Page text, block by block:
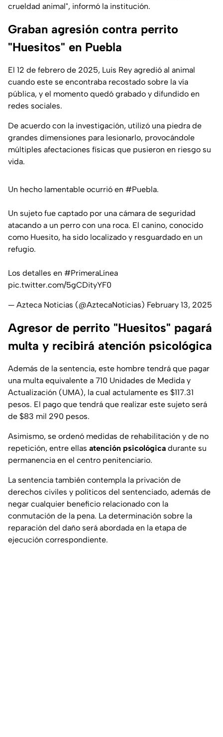
crueldad animal", informó la institución.
Graban agresión contra perrito
"Huesitos" en Puebla
El 12 de febrero de 2025, Luis Rey agredió al animal
cuando este se encontraba recostado sobre la vía
pública, y el momento quedó grabado y difundido en
redes sociales.
De acuerdo con la investigación, utilizó una piedra de
grandes dimensiones para lesionarlo, provocándole
múltiples afectaciones físicas que pusieron en riesgo su
vida.
Un hecho lamentable ocurrió en #Puebla.
Un sujeto fue captado por una cámara de seguridad
atacando a un perro con una roca. El canino, conocido
como Huesito, ha sido localizado y resguardado en un
refugio.
Los detalles en #PrimeraLínea
pic.twitter.com/5gCDityYF0
— Azteca Noticias (@AztecaNoticias) February 13, 2025
Agresor de perrito "Huesitos" pagará
multa y recibirá atención psicológica
Además de la sentencia, este hombre tendrá que pagar
una multa equivalente a 710 Unidades de Medida y
Actualización (UMA), la cual actulamente es $117.31
pesos. El pago que tendrá que realizar este sujeto será
de $83 mil 290 pesos.
Asimismo, se ordenó medidas de rehabilitación y de no
repetición, entre ellas atención psicológica durante su
permanencia en el centro penitenciario.
La sentencia también contempla la privación de
derechos civiles y políticos del sentenciado, además de
negar cualquier beneficio relacionado con la
conmutación de la pena. La determinación sobre la
reparación del daño será abordada en la etapa de
ejecución correspondiente.